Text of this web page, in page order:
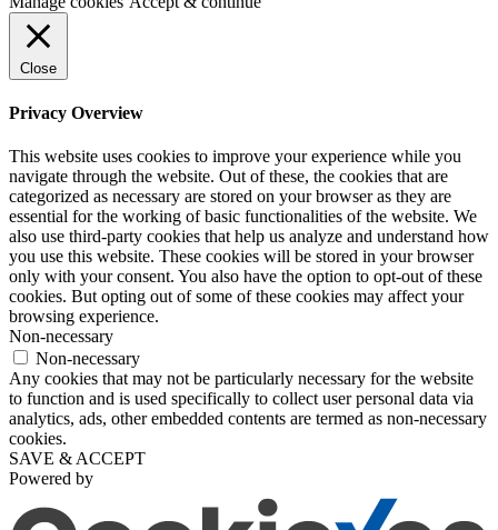
Close
Privacy Overview
This website uses cookies to improve your experience while you
navigate through the website. Out of these, the cookies that are
categorized as necessary are stored on your browser as they are
essential for the working of basic functionalities of the website. We
also use third-party cookies that help us analyze and understand how
you use this website. These cookies will be stored in your browser
only with your consent. You also have the option to opt-out of these
cookies. But opting out of some of these cookies may affect your
browsing experience.
Non-necessary
Non-necessary
Any cookies that may not be particularly necessary for the website
to function and is used specifically to collect user personal data via
analytics, ads, other embedded contents are termed as non-necessary
cookies.
SAVE & ACCEPT
Powered by